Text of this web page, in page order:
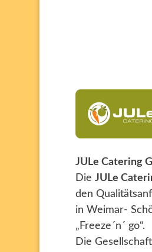
JULe Catering
Die JULe
den
in Weimar-
„Freeze´n´ go“.
Die